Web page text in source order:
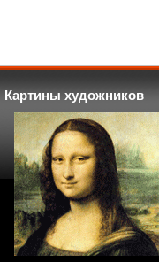
Картины художников